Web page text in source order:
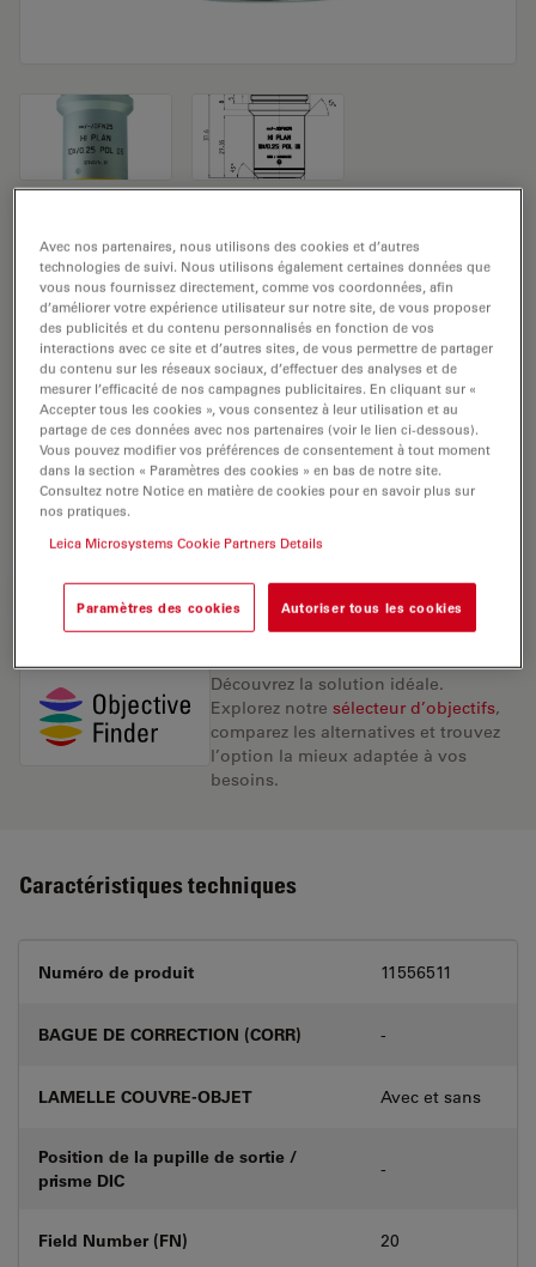
Objectif de microscope HI PLAN 10x/0,25
POL DS
Numéro de produit: 11556511
L'objectif HI PLAN 10x/0,25 POL DS a un grossissement
de 10x et une ouverture numérique de 0,25mm. Pour
une utilisation dans un environnement matériel en
immersion sèche, avec un objectif fileté M25 ayant une
distance de travail libre de 12 mm et un NC (numéro de
champ) de 20.
DEMANDE DE DEVIS
Découvrez la solution idéale.
Explorez notre sélecteur d’objectifs,
comparez les alternatives et trouvez
l’option la mieux adaptée à vos
besoins.
Caractéristiques techniques
Numéro de produit 11556511
BAGUE DE CORRECTION (CORR) -
LAMELLE COUVRE-OBJET Avec et sans
Position de la pupille de sortie /
prisme DIC
-
Field Number (FN) 20
Avec nos partenaires, nous utilisons des cookies et d’autres
technologies de suivi. Nous utilisons également certaines données que
vous nous fournissez directement, comme vos coordonnées, afin
d’améliorer votre expérience utilisateur sur notre site, de vous proposer
des publicités et du contenu personnalisés en fonction de vos
interactions avec ce site et d’autres sites, de vous permettre de partager
du contenu sur les réseaux sociaux, d’effectuer des analyses et de
mesurer l’efficacité de nos campagnes publicitaires. En cliquant sur «
Accepter tous les cookies », vous consentez à leur utilisation et au
partage de ces données avec nos partenaires (voir le lien ci-dessous).
Vous pouvez modifier vos préférences de consentement à tout moment
dans la section « Paramètres des cookies » en bas de notre site.
Consultez notre Notice en matière de cookies pour en savoir plus sur
nos pratiques.
Leica Microsystems Cookie Partners Details
Paramètres des cookies Autoriser tous les cookies